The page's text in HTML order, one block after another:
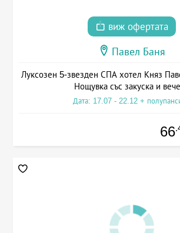
виж офертата
Павел Баня
Луксозен 5-звезден СПА хотел Княз
Нощувка със закуска и
Дата: 17.07 - 22.12 +
66